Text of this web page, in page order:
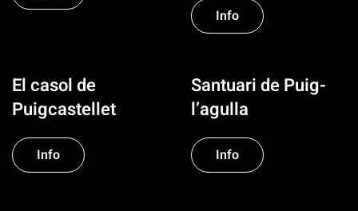
Info
El casol de
Puigcastellet
Info
Santuari de Puig-
l’agulla
Info